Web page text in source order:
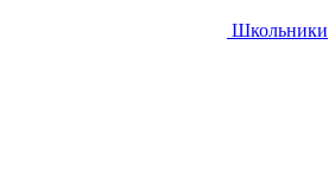
Школьники